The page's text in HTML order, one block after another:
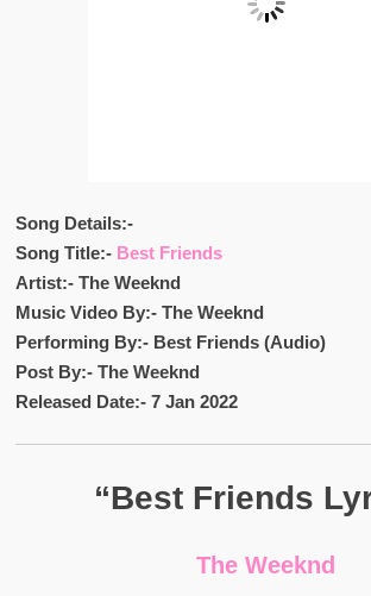
Song Details:-
Song Title:- Best Friends
Artist:- The Weeknd
Music Video By:- The Weeknd
Performing By:- Best Friends (Audio)
Post By:- The Weeknd
Released Date:- 7 Jan 2022
“Best Friends
The Weeknd